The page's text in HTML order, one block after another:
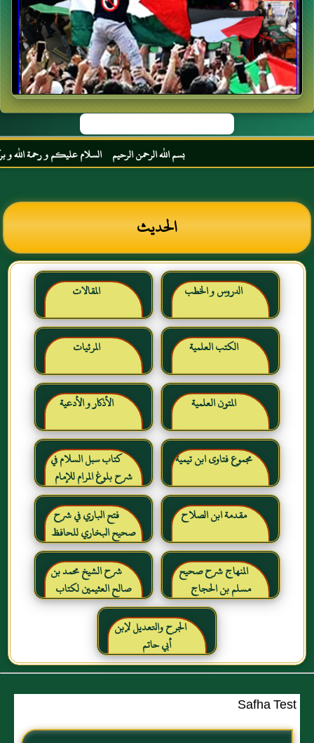
بسم الله الرحمن الرحيم السلام عليكم و رحمة الله و
الحديث
الدروس و الخطب المقالات
الكتب العلمية المرئيات
المتون العلمية الأذكار و الأدعية
مجموع فتاوى ابن تيمية
كتاب سبل السلام في
شرح بلوغ المرام للإمام
الصنعاني رحمه الله
مقدمة ابن الصلاح
فتح الباري في شرح
صحيح البخاري للحافظ
ابن حجر العسقلاني
المنهاج شرح صحيح
مسلم بن الحجاج
شرح الشيخ محمد بن
صالح العثيمين لكتاب
رياض الصالحين للإمام
النووي رحمهم الله تعالىالجرح والتعديل لإبن
أبي حاتم
Safha Test